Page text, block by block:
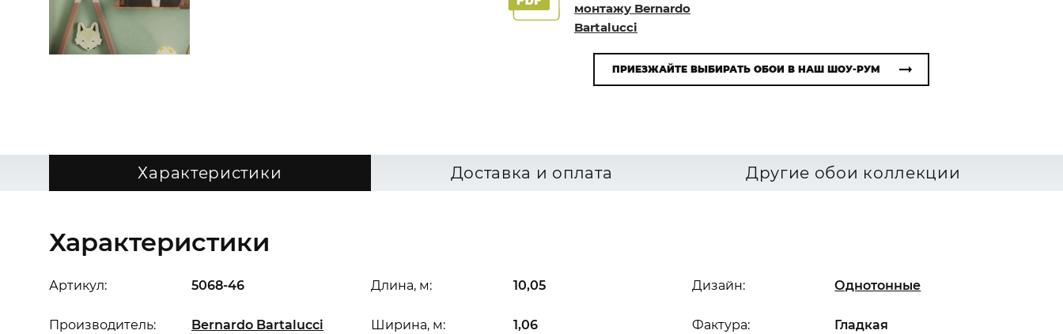
монтажу Bernardo
Bartalucci
ПРИЕЗЖАЙТЕ ВЫБИРАТЬ ОБОИ В НАШ ШОУ-РУМ
Характеристики Доставка и оплата Другие обои коллекции
Характеристики
Артикул: 5068-46
Производитель: Bernardo Bartalucci
Длина, м: 10,05
Ширина, м: 1,06
Дизайн: Однотонные
Фактура: Гладкая